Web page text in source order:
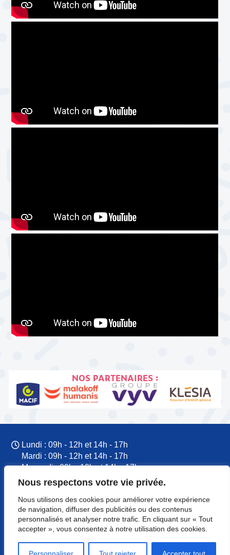
Nous respectons votre vie privée.
Nous utilisons des cookies pour améliorer votre expérience
de navigation, diffuser des publicités ou des contenus
personnalisés et analyser notre trafic. En cliquant sur « Tout
accepter », vous consentez à notre utilisation des cookies.
NOS PARTENAIRES :
Lundi : 09h - 12h et 14h - 17h
Mardi : 09h - 12h et 14h - 17h
Mercredi : 09h - 12h et 14h - 17h
Jeudi : 09h - 12h et 14h - 17h
Vendredi : 09h - 12h et 14h - 17h
09 77 60 53 37
CFTC Normandie
8 rue du Colonel Rémy
14000 Caen